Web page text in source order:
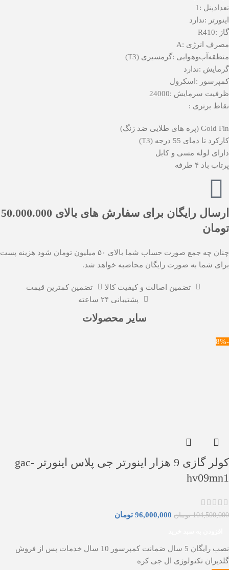
تعدادپنل : 1
اینورتر :ندارد
گاز :R410
مصرف انرژی :A
منطقه‌آب‌وهوایی :گرمسیری (T3)
گرمایش :ندارد
کمپرسور : اسکرول
ظرفیت سرمایش :24000
نقاط برتری :
Gold Fin (پره های طلایی ضد زنگ)
کارکرد تا دمای 55 درجه (T3)
دارای لوله مسی و کابل
پرتاب باد ۴ طرفه
ارسال رایگان برای سفارش های بالای 50.000.000
تومان
چنان چه جمع صورت حساب شما بالای ۵۰ میلیون تومان شود هزینه پست
برای شما به صورت رایگان محاصبه خواهد شد.
تضمین اصالت و کیفیت کالا
تضمین کمترین قیمت
پشتیبانی ۲۴ ساعته
سایر محصولات
-8%
کولر گازی 9 هزار اینورتر جی پلاس اینورتر gac-
hv09mn1
104,500,000 تومان 96,000,000 تومان
نصب رایگان 5 سال ضمانت کمپرسور 10 سال خدمات پس از فروش
گلدیران تکنولوژی ال جی کره